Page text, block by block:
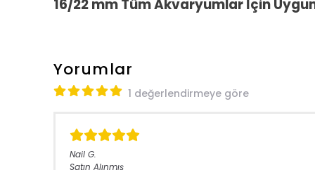
16/22 mm Tüm Akvaryumlar İçin
Yorumlar
1 değerlendirmeye göre
Nail G.
Satın Alınmış